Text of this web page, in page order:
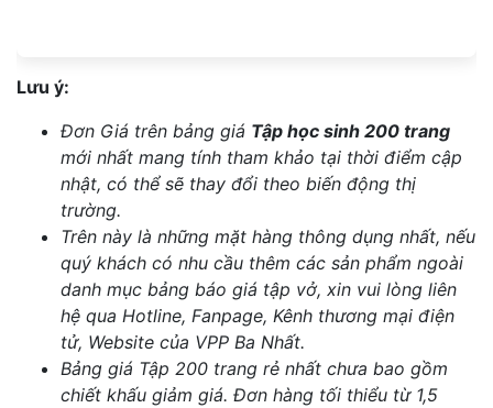
Lưu ý:
Đơn Giá trên bảng giá Tập học sinh 200 trang
mới nhất mang tính tham khảo tại thời điểm cập
nhật, có thể sẽ thay đổi theo biến động thị
trường.
Trên này là những mặt hàng thông dụng nhất, nếu
quý khách có nhu cầu thêm các sản phẩm ngoài
danh mục bảng báo giá tập vở, xin vui lòng liên
hệ qua Hotline, Fanpage, Kênh thương mại điện
tử, Website của VPP Ba Nhất.
Bảng giá Tập 200 trang rẻ nhất chưa bao gồm
chiết khấu giảm giá. Đơn hàng tối thiểu từ 1,5